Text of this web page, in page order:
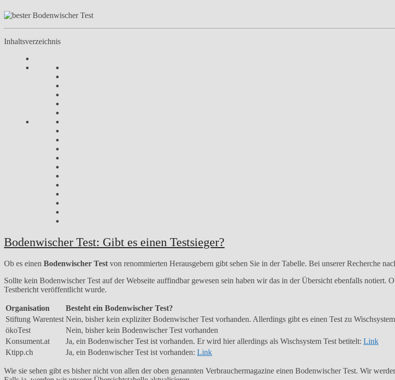
Inhaltsverzeichnis
Bodenwischer Test: Gibt es einen Testsieger?
Ob es einen Bodenwischer Test von renommierten Herausgebern gibt sehen Sie in der Tabelle. Bei unserer Recherche
Sollte kein Bodenwischer Test auf der Webseite auffindbar gewesen sein haben wir das in der Übersicht ebenfalls notiert.
Testbericht veröffentlicht wurde.
Organisation
Besteht ein Bodenwischer Test?
Stiftung Warentest Nein, bisher kein expliziter Bodenwischer Test vorhanden. Allerdings gibt es einen Test zu
ökoTest
Nein, bisher kein Bodenwischer Test vorhanden
Konsument.at
Ja, ein Bodenwischer Test ist vorhanden. Er wird hier allerdings als Wischsystem Test betitelt: Link
Ktipp.ch
Ja, ein Bodenwischer Test ist vorhanden: Link
Wie sie sehen gibt es bisher nicht von allen der oben genannten Verbrauchermagazine einen Bodenwischer Test. Wir